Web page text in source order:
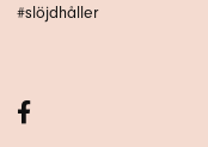
#slöjdhåller